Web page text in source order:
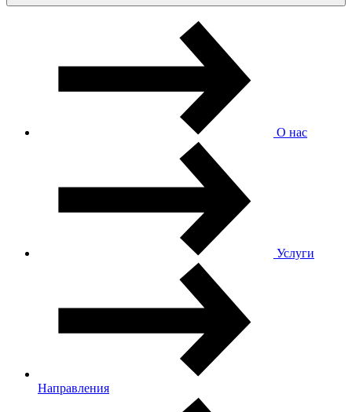
О нас
Услуги
Направления